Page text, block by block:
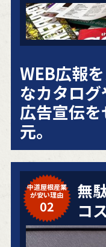
WEB広報
なカタロ
広告宣伝
元。
中道屋根産業
が安い理由
02
無
コ